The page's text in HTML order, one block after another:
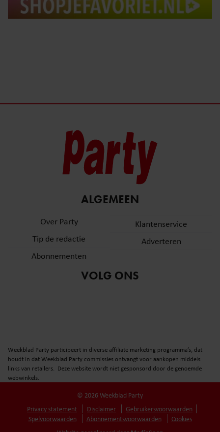
ALGEMEEN
Over Party
Tip de redactie
Abonnementen
Klantenservice
Adverteren
VOLG ONS
Weekblad Party participeert in diverse affiliate marketing programma’s, dat
houdt in dat Weekblad Party commissies ontvangt voor aankopen middels
links van retailers. Deze website wordt niet gesponsord door de genoemde
webwinkels.
© 2026 Weekblad Party
Privacy statement
Disclaimer
Gebruikersvoorwaarden
Spelvoorwaarden
Abonnementsvoorwaarden
Cookies